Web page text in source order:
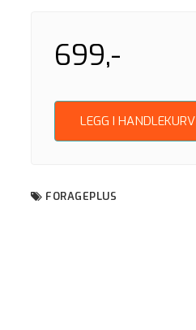
699,-
LEGG I HANDLEKURV
FORAGEPLUS